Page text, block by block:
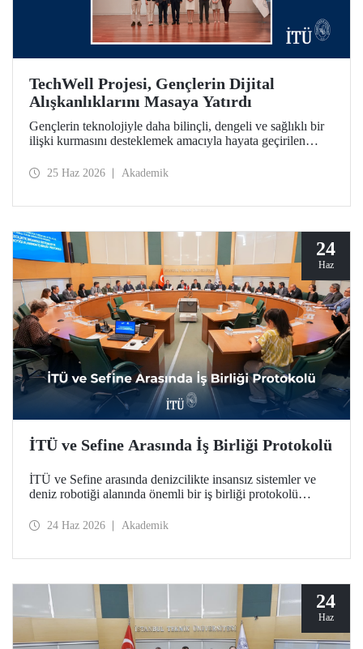
TechWell Projesi, Gençlerin Dijital
Alışkanlıklarını Masaya Yatırdı
Gençlerin teknolojiyle daha bilinçli, dengeli ve sağlıklı bir
ilişki kurmasını desteklemek amacıyla hayata geçirilen
Erasmus+ Projesinin kapanış etkinliği İTÜ’de düzenlendi.
25 Haz 2026 Akademik
24
Haz
İTÜ ve Sefine Arasında İş Birliği Protokolü
İTÜ ve Sefine arasında denizcilikte insansız sistemler ve
deniz robotiği alanında önemli bir iş birliği protokolü
24 Haz 2026 Akademik
24
Haz